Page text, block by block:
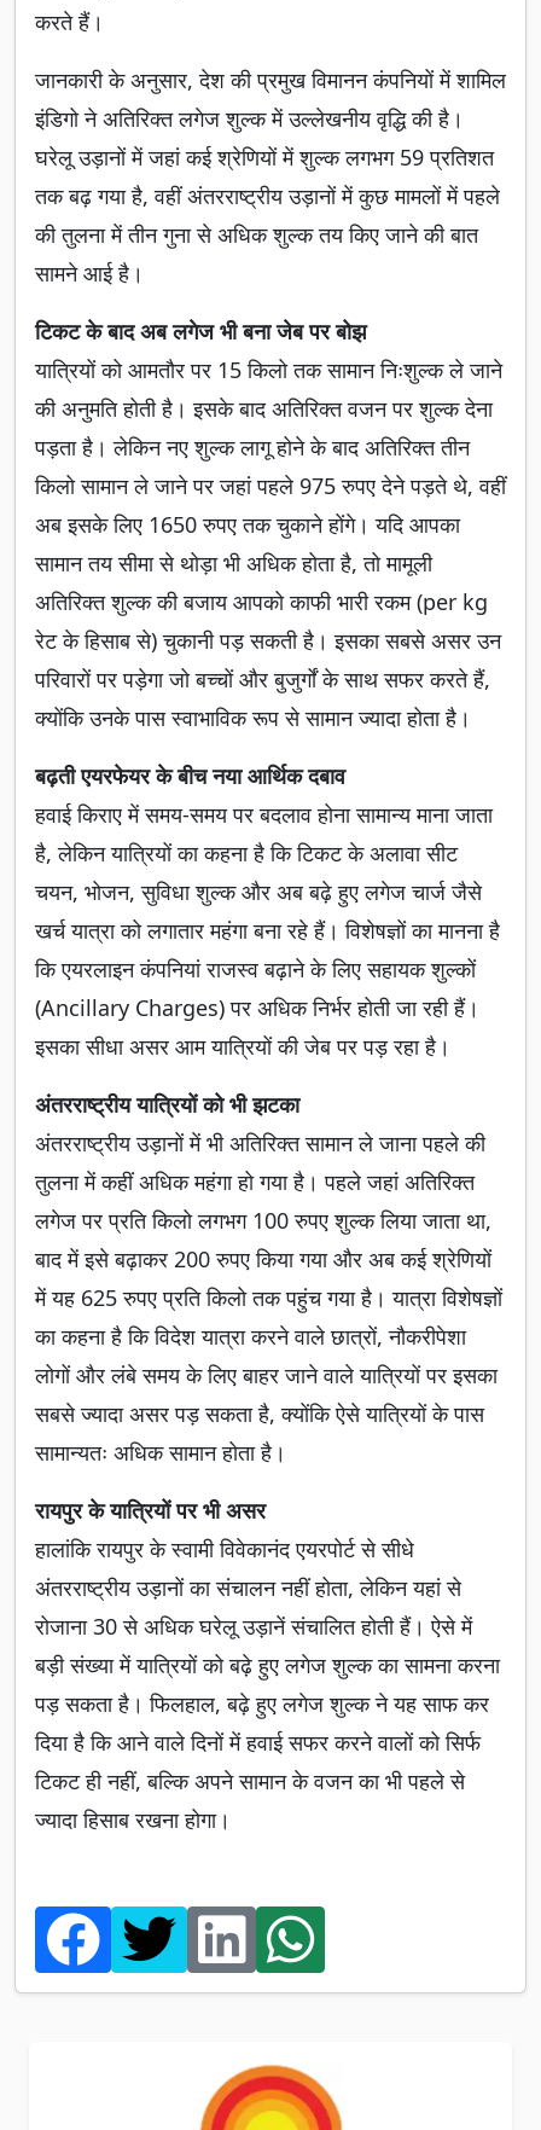
करते हैं।
जानकारी के अनुसार, देश की प्रमुख विमानन कंपनियों में शामिल
इंडिगो ने अतिरिक्त लगेज शुल्क में उल्लेखनीय वृद्धि की है।
घरेलू उड़ानों में जहां कई श्रेणियों में शुल्क लगभग 59 प्रतिशत
तक बढ़ गया है, वहीं अंतरराष्ट्रीय उड़ानों में कुछ मामलों में पहले
की तुलना में तीन गुना से अधिक शुल्क तय किए जाने की बात
सामने आई है।
टिकट के बाद अब लगेज भी बना जेब पर बोझ
यात्रियों को आमतौर पर 15 किलो तक सामान निःशुल्क ले जाने
की अनुमति होती है। इसके बाद अतिरिक्त वजन पर शुल्क देना
पड़ता है। लेकिन नए शुल्क लागू होने के बाद अतिरिक्त तीन
किलो सामान ले जाने पर जहां पहले 975 रुपए देने पड़ते थे, वहीं
अब इसके लिए 1650 रुपए तक चुकाने होंगे। यदि आपका
सामान तय सीमा से थोड़ा भी अधिक होता है, तो मामूली
अतिरिक्त शुल्क की बजाय आपको काफी भारी रकम (per kg
रेट के हिसाब से) चुकानी पड़ सकती है। इसका सबसे असर उन
परिवारों पर पड़ेगा जो बच्चों और बुजुर्गों के साथ सफर करते हैं,
क्योंकि उनके पास स्वाभाविक रूप से सामान ज्यादा होता है।
बढ़ती एयरफेयर के बीच नया आर्थिक दबाव
हवाई किराए में समय-समय पर बदलाव होना सामान्य माना जाता
है, लेकिन यात्रियों का कहना है कि टिकट के अलावा सीट
चयन, भोजन, सुविधा शुल्क और अब बढ़े हुए लगेज चार्ज जैसे
खर्च यात्रा को लगातार महंगा बना रहे हैं। विशेषज्ञों का मानना है
कि एयरलाइन कंपनियां राजस्व बढ़ाने के लिए सहायक शुल्कों
(Ancillary Charges) पर अधिक निर्भर होती जा रही हैं।
इसका सीधा असर आम यात्रियों की जेब पर पड़ रहा है।
अंतरराष्ट्रीय यात्रियों को भी झटका
अंतरराष्ट्रीय उड़ानों में भी अतिरिक्त सामान ले जाना पहले की
तुलना में कहीं अधिक महंगा हो गया है। पहले जहां अतिरिक्त
लगेज पर प्रति किलो लगभग 100 रुपए शुल्क लिया जाता था,
बाद में इसे बढ़ाकर 200 रुपए किया गया और अब कई श्रेणियों
में यह 625 रुपए प्रति किलो तक पहुंच गया है। यात्रा विशेषज्ञों
का कहना है कि विदेश यात्रा करने वाले छात्रों, नौकरीपेशा
लोगों और लंबे समय के लिए बाहर जाने वाले यात्रियों पर इसका
सबसे ज्यादा असर पड़ सकता है, क्योंकि ऐसे यात्रियों के पास
सामान्यतः अधिक सामान होता है।
रायपुर के यात्रियों पर भी असर
हालांकि रायपुर के स्वामी विवेकानंद एयरपोर्ट से सीधे
अंतरराष्ट्रीय उड़ानों का संचालन नहीं होता, लेकिन यहां से
रोजाना 30 से अधिक घरेलू उड़ानें संचालित होती हैं। ऐसे में
बड़ी संख्या में यात्रियों को बढ़े हुए लगेज शुल्क का सामना करना
पड़ सकता है। फिलहाल, बढ़े हुए लगेज शुल्क ने यह साफ कर
दिया है कि आने वाले दिनों में हवाई सफर करने वालों को सिर्फ
टिकट ही नहीं, बल्कि अपने सामान के वजन का भी पहले से
ज्यादा हिसाब रखना होगा।